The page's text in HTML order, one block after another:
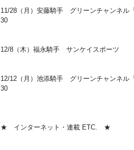
11/28（月）安藤騎手 グリーンチャンネル
30
12/8（木）福永騎手 サンケイスポーツ
12/12（月）池添騎手 グリーンチャンネル
30
★ インターネット・連載 ETC. ★